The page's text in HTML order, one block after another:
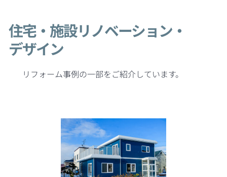
住宅・施設リノベーション・
デザイン
リフォーム事例の一部をご紹介しています。